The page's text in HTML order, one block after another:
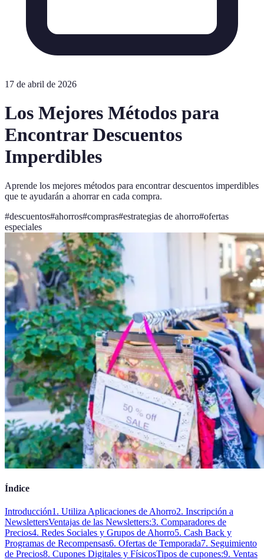
17 de abril de 2026
Los Mejores Métodos para
Encontrar Descuentos
Imperdibles
Aprende los mejores métodos para encontrar descuentos imperdibles
que te ayudarán a ahorrar en cada compra.
#descuentos#ahorros#compras#estrategias de ahorro#ofertas
especiales
Índice
Introducción1. Utiliza Aplicaciones de Ahorro2. Inscripción a
NewslettersVentajas de las Newsletters:3. Comparadores de
Precios4. Redes Sociales y Grupos de Ahorro5. Cash Back y
Programas de Recompensas6. Ofertas de Temporada7. Seguimiento
de Precios8. Cupones Digitales y FísicosTipos de cupones:9. Ventas